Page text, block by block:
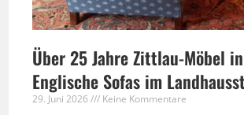
Über 25 Jahre Zittlau-Möbel
Englische Sofas im
29. Juni 2026 Keine Kommentare